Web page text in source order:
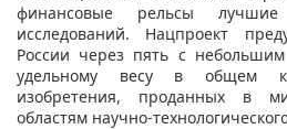
финансовые рельсы лучшие
исследований. Нацпроект
России через пять с
удельному весу в общем
изобретения, проданных в
областям научно-